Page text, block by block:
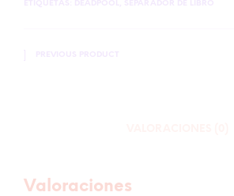
Valoraciones